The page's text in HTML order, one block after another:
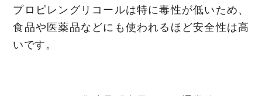
プロピレングリコールは特に毒性が低いため、
食品や医薬品などにも使われるほど安全性は高
いです。